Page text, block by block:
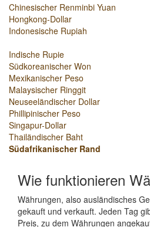
Chinesischer Renminbi Yuan
Hongkong-Dollar
Indonesische Rupiah
Indische Rupie
Südkoreanischer Won
Mexikanischer Peso
Malaysischer Ringgit
Neuseeländischer Dollar
Phillipinischer Peso
Singapur-Dollar
Thailändischer Baht
Südafrikanischer Rand
Wie funktionieren
Währungen, also ausländisches
gekauft und verkauft. Jeden Tag
Preis, zu dem Währungen